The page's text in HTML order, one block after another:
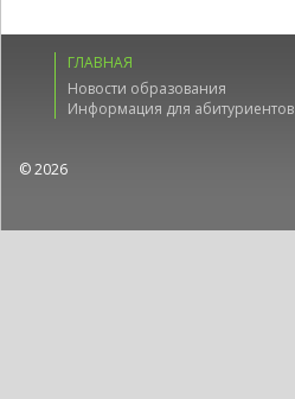
ГЛАВНАЯ
Новости образования
Информация для абитуриентов
© 2026